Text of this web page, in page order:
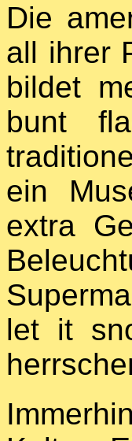
Die
all ihrer
bildet
bunt
ein
extra
let it